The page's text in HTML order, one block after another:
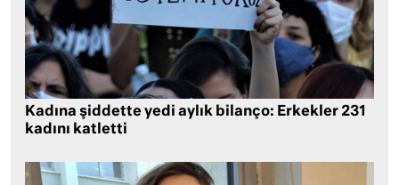
Kadına şiddette yedi aylık bilanço: Erkekler 231
kadını katletti